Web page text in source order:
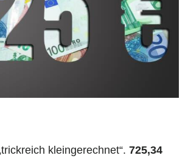
kleingerechnet“. 725,34